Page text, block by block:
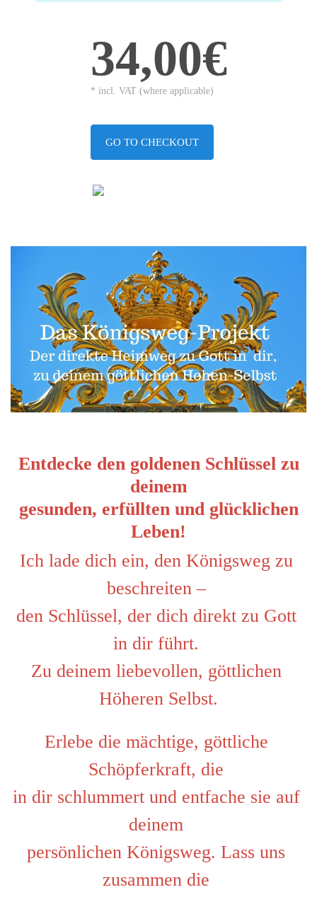
34,00€
* incl. VAT (where applicable)
GO TO CHECKOUT
Entdecke den goldenen Schlüssel zu
deinem
gesunden, erfüllten und glücklichen
Leben!
Ich lade dich ein, den Königsweg zu
beschreiten –
den Schlüssel, der dich direkt zu Gott
in dir führt.
Zu deinem liebevollen, göttlichen
Höheren Selbst.
Erlebe die mächtige, göttliche
Schöpferkraft, die
in dir schlummert und entfache sie auf
deinem
persönlichen Königsweg. Lass uns
zusammen die